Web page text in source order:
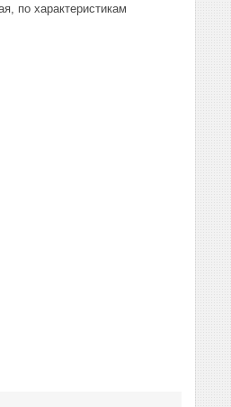
по характеристикам